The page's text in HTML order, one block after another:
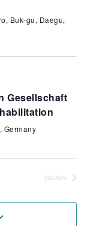
Buk-gu, Daegu,
Gesellschaft
Germany
Nächste